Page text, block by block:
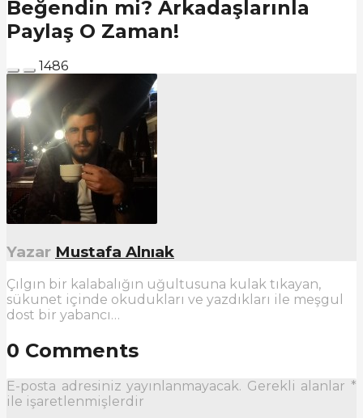
Beğendin mi? Arkadaşlarınla
Paylaş O Zaman!
1486
Yazar Mustafa Alnıak
Çılgın bir kalabalığın uğultusuna kulak tıkayan,
sükunet içinde okudukları ve yazdıkları ile meşgul
dost bir yabancı…
0 Comments
E-posta adresiniz yayınlanmayacak. Gerekli alanlar *
ile işaretlenmişlerdir